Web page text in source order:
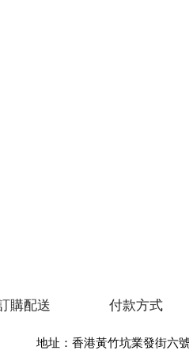
購配送 付款方式
地址：香港黃竹坑業發街六